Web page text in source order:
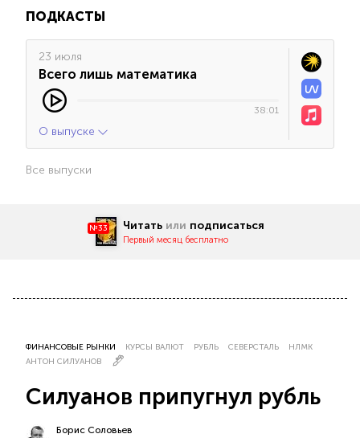
ПОДКАСТЫ
23 июля
Всего лишь математика
38:01
О выпуске
Все выпуски
№33 Читать или подписаться
Первый месяц бесплатно
ФИНАНСОВЫЕ РЫНКИ КУРСЫ ВАЛЮТ РУБЛЬ СЕВЕРСТАЛЬ
НЛМК
АНТОН СИЛУАНОВ
Силуанов припугнул рубль
Борис Соловьев